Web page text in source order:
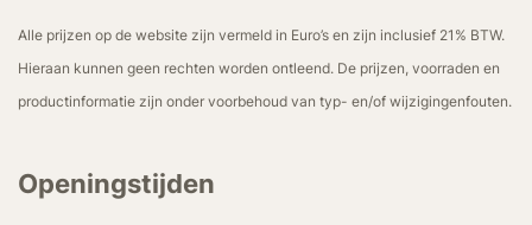
Alle prijzen op de website zijn vermeld in Euro’s en zijn inclusief 21% BTW.
Hieraan kunnen geen rechten worden ontleend. De prijzen, voorraden en
productinformatie zijn onder voorbehoud van typ- en/of wijzigingenfouten.
Openingstijden